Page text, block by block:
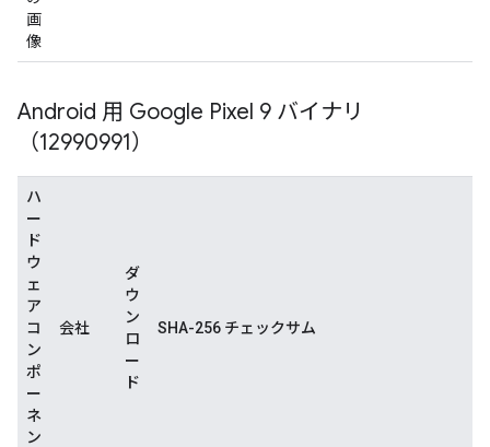
画
像
Android 用 Google Pixel 9 バイナリ
（12990991）
ハ
ー
ド
ウ
ェ
ア
コ
ン
ポ
ー
ネ
ン
会社
ダ
ウ
ン
ロ
ー
ド
SHA-256 チェックサム